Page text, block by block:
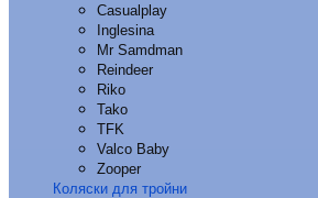
Casualplay
Inglesina
Mr Samdman
Reindeer
Riko
Tako
TFK
Valco Baby
Zooper
Коляски для тройни